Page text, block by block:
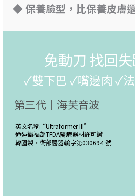
◆ 保養臉型，比保養皮
免動刀 找回
✓雙下巴 ✓嘴邊肉 ✓
第三代｜海芙音波
英文名稱“Ultraformer III”
通過衛福部TFDA醫療器材許可證
韓國製・ 衛部醫器輸字第030694 號